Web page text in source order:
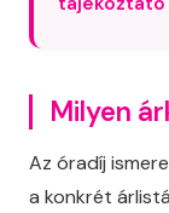
Milyen
Az óradíj
a konkrét